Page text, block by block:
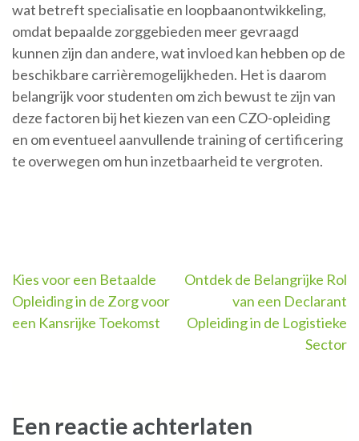
wat betreft specialisatie en loopbaanontwikkeling,
omdat bepaalde zorggebieden meer gevraagd
kunnen zijn dan andere, wat invloed kan hebben op de
beschikbare carrièremogelijkheden. Het is daarom
belangrijk voor studenten om zich bewust te zijn van
deze factoren bij het kiezen van een CZO-opleiding
en om eventueel aanvullende training of certificering
te overwegen om hun inzetbaarheid te vergroten.
Berichtnavigatie
Kies voor een Betaalde
Opleiding in de Zorg voor
een Kansrijke Toekomst
Ontdek de Belangrijke Rol
van een Declarant
Opleiding in de Logistieke
Sector
Een reactie achterlaten